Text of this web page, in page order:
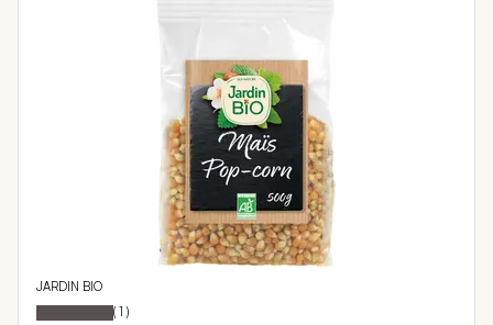
JARDIN BIO
Notation: 100
% of
( 1 )